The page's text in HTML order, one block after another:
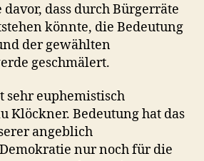
dass durch Bürgerräte
könnte, die Bedeutung
der gewählten
geschmälert.
sehr euphemistisch
Klöckner. Bedeutung hat das
angeblich
nur noch für die